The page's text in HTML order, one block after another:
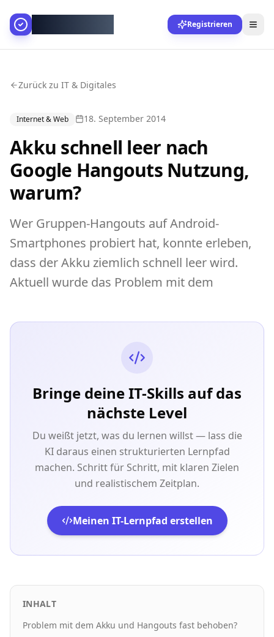
Registrieren
Zurück zu IT & Digitales
Internet & Web 18. September 2014
Akku schnell leer nach
Google Hangouts Nutzung,
warum?
Wer Gruppen-Hangouts auf Android-
Smartphones probiert hat, konnte erleben,
dass der Akku ziemlich schnell leer wird.
Aktuell wurde das Problem mit dem
Bringe deine IT-Skills auf das
nächste Level
Du weißt jetzt, was du lernen willst — lass die
KI daraus einen strukturierten Lernpfad
machen. Schritt für Schritt, mit klaren Zielen
und realistischem Zeitplan.
Meinen IT-Lernpfad erstellen
INHALT
Problem mit dem Akku und Hangouts fast behoben?